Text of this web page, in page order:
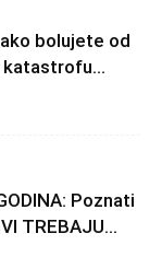
bolujete od
katastrofu...
Poznati
TREBAJU...